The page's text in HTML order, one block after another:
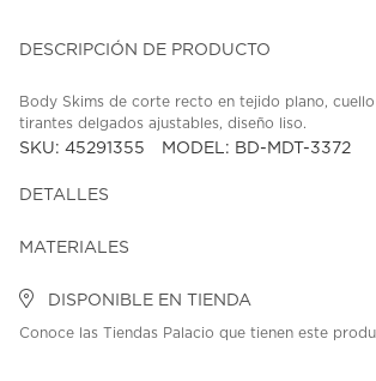
DESCRIPCIÓN DE PRODUCTO
Body Skims de corte recto en tejido plano, cuello
tirantes delgados ajustables, diseño liso.
SKU: 45291355 MODEL: BD-MDT-3372
DETALLES
MATERIALES
DISPONIBLE EN TIENDA
Conoce las Tiendas Palacio que tienen este